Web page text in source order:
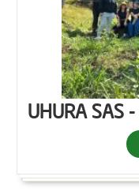
UHURA SAS